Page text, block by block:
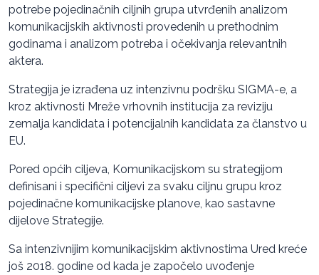
potrebe pojedinačnih ciljnih grupa utvrđenih analizom
komunikacijskih aktivnosti provedenih u prethodnim
godinama i analizom potreba i očekivanja relevantnih
aktera.
Strategija je izrađena uz intenzivnu podršku SIGMA-e, a
kroz aktivnosti Mreže vrhovnih institucija za reviziju
zemalja kandidata i potencijalnih kandidata za članstvo u
EU.
Pored općih ciljeva, Komunikacijskom su strategijom
definisani i specifični ciljevi za svaku ciljnu grupu kroz
pojedinačne komunikacijske planove, kao sastavne
dijelove Strategije.
Sa intenzivnijim komunikacijskim aktivnostima Ured kreće
još 2018. godine od kada je započelo uvođenje